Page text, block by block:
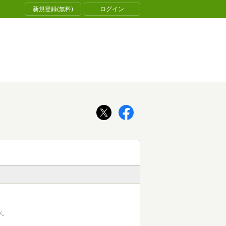
新規登録(無料) ログイン